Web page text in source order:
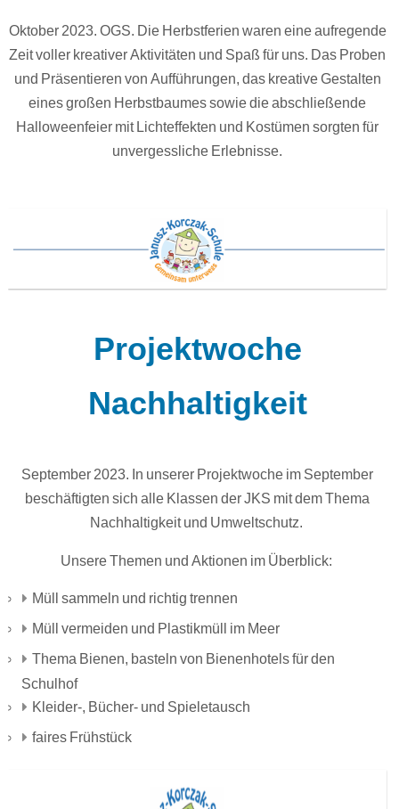
Oktober 2023. OGS. Die Herbstferien waren eine aufregende
Zeit voller kreativer Aktivitäten und Spaß für uns. Das Proben
und Präsentieren von Aufführungen, das kreative Gestalten
eines großen Herbstbaumes sowie die abschließende
Halloweenfeier mit Lichteffekten und Kostümen sorgten für
unvergessliche Erlebnisse.
Projektwoche
Nachhaltigkeit
September 2023. In unserer Projektwoche im September
beschäftigten sich alle Klassen der JKS mit dem Thema
Nachhaltigkeit und Umweltschutz.
Unsere Themen und Aktionen im Überblick:
Müll sammeln und richtig trennen
Müll vermeiden und Plastikmüll im Meer
Thema Bienen, basteln von Bienenhotels für den
Schulhof
Kleider-, Bücher- und Spieletausch
faires Frühstück